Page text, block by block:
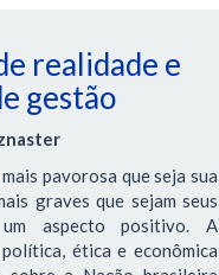
realidade e
gestão
pavorosa que seja sua
graves que sejam seus
aspecto positivo. A
ética e econômica